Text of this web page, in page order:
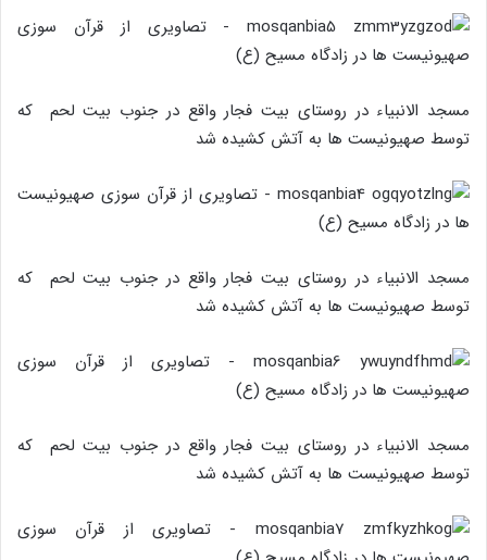
مسجد الانبیاء در روستای بیت فجار واقع در جنوب بیت لحم که
توسط صهیونیست ها به آتش کشیده شد
مسجد الانبیاء در روستای بیت فجار واقع در جنوب بیت لحم که
توسط صهیونیست ها به آتش کشیده شد
مسجد الانبیاء در روستای بیت فجار واقع در جنوب بیت لحم که
توسط صهیونیست ها به آتش کشیده شد